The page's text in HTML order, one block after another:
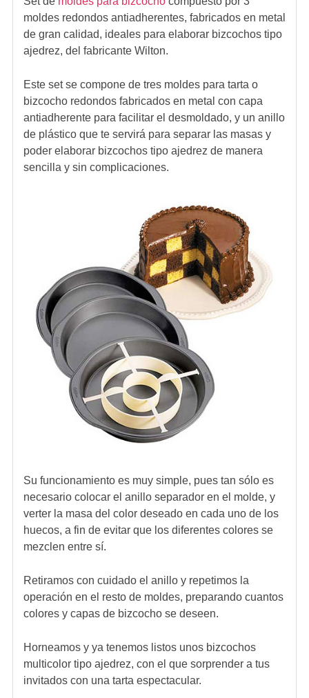
moldes redondos antiadherentes, fabricados en metal
de gran calidad, ideales para elaborar bizcochos tipo
ajedrez, del fabricante Wilton.
Este set se compone de tres moldes para tarta o
bizcocho redondos fabricados en metal con capa
antiadherente para facilitar el desmoldado, y un anillo
de plástico que te servirá para separar las masas y
poder elaborar bizcochos tipo ajedrez de manera
sencilla y sin complicaciones.
Su funcionamiento es muy simple, pues tan sólo es
necesario colocar el anillo separador en el molde, y
verter la masa del color deseado en cada uno de los
huecos, a fin de evitar que los diferentes colores se
mezclen entre sí.
Retiramos con cuidado el anillo y repetimos la
operación en el resto de moldes, preparando cuantos
colores y capas de bizcocho se deseen.
Horneamos y ya tenemos listos unos bizcochos
multicolor tipo ajedrez, con el que sorprender a tus
invitados con una tarta espectacular.